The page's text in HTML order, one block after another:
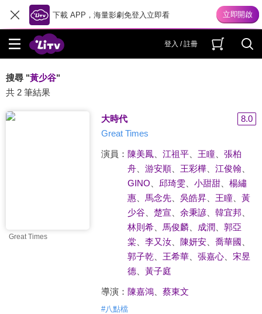
下載 APP，海量影劇免登入立即看
登入 / 註冊
搜尋 "黃少谷"
共 2 筆結果
Great Times
大時代
8.0
Great Times
演員： 陳美鳳、 江祖平、 王瞳、 張柏
舟、 游安順、 王彩樺、 江俊翰
GINO
邱琦雯、 小甜甜、 楊繡
惠、 馬念先、 吳皓昇、 王瞳、 黃
少谷
楚宣 余秉諺、 韓宜邦
林則希、 馬俊麟、 成潤
郭亞
棠
李又汝、 陳妍安、 喬華國
郭子乾
王希華、 張嘉心、 宋昱
德、 黃子庭
導演： 陳嘉鴻、 蔡東文
#八點檔